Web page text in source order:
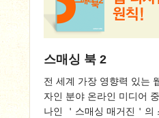
스매싱 북 2
전 세계 가장 영향력 있는
자인 분야 온라인 미디어
나인 ＇스매싱 매거진＇의